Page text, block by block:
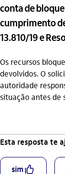
conta de
cumprimento
13.810/19 e
Os recursos
devolvidos. O
autoridade
situação antes de
Esta resposta te
simcurtir_outline